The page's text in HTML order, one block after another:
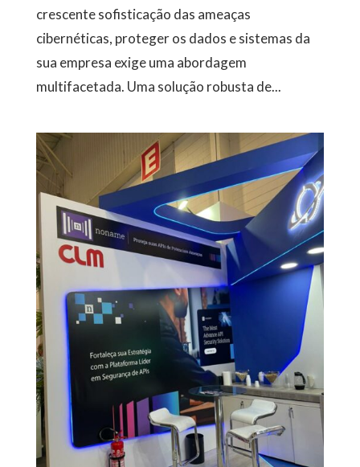
crescente sofisticação das ameaças
cibernéticas, proteger os dados e sistemas da
sua empresa exige uma abordagem
multifacetada. Uma solução robusta de...